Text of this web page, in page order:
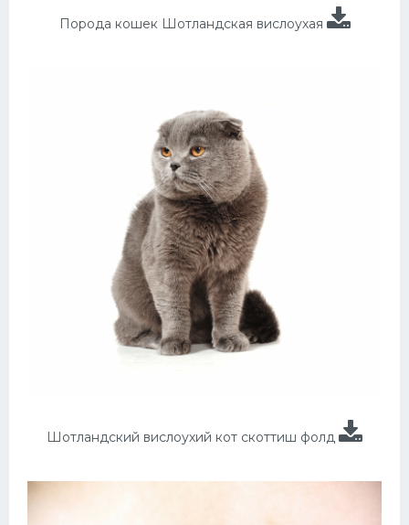
Порода кошек Шотландская вислоухая
Шотландский вислоухий кот скоттиш фолд